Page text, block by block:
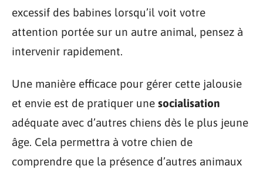
excessif des babines lorsqu’il voit votre
attention portée sur un autre animal, pensez à
intervenir rapidement.
Une manière efficace pour gérer cette jalousie
et envie est de pratiquer une socialisation
adéquate avec d’autres chiens dès le plus jeune
âge. Cela permettra à votre chien de
comprendre que la présence d’autres animaux